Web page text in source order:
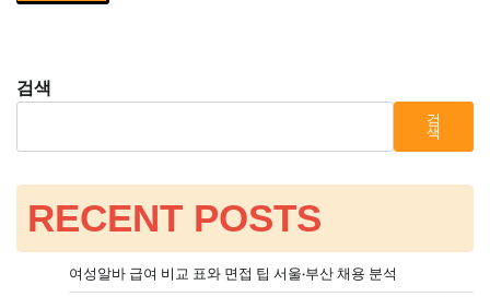
검색
검
색
RECENT POSTS
여성알바 급여 비교 표와 면접 팁 서울·부산 채용 분석